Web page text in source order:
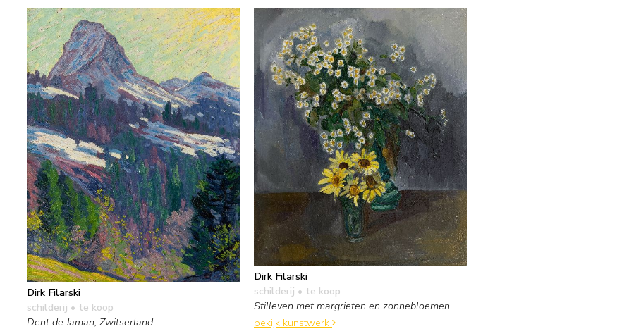
Dirk Filarski
schilderij • te koop
Dent de Jaman, Zwitserland
Dirk Filarski
schilderij • te koop
Stilleven met margrieten en zonnebloemen
bekijk kunstwerk